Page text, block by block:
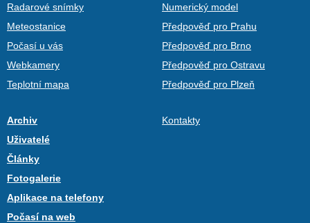
Radarové snímky
Meteostanice
Počasí u vás
Webkamery
Teplotní mapa
Numerický model
Předpověď pro Prahu
Předpověď pro Brno
Předpověď pro Ostravu
Předpověď pro Plzeň
Archiv
Uživatelé
Články
Fotogalerie
Aplikace na telefony
Počasí na web
Kontakty